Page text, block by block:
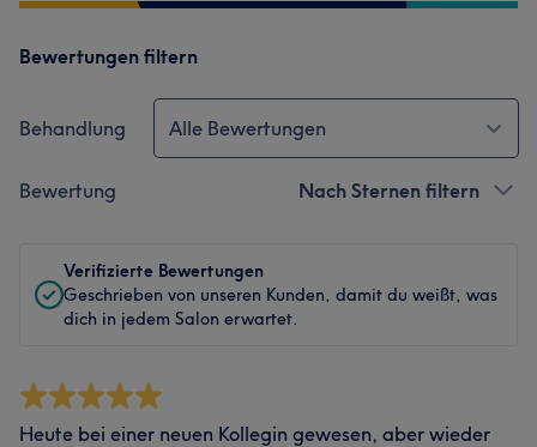
Bewertungen filtern
Behandlung Alle Bewertungen
Bewertung Nach Sternen filtern
Verifizierte Bewertungen
Geschrieben von unseren Kunden, damit du weißt, was
dich in jedem Salon erwartet.
Heute bei einer neuen Kollegin gewesen, aber wieder